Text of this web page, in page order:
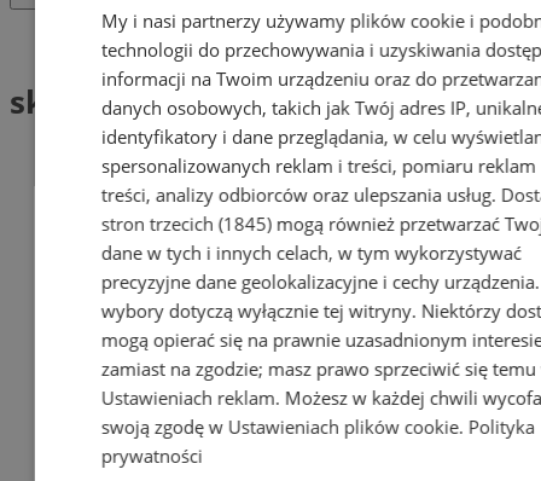
Tag: sklep sportowy
sklep sportowy (1)
My i nasi partnerzy używamy plików cookie i
technologii do przechowywania i uzyskiwania
informacji na Twoim urządzeniu oraz do
danych osobowych, takich jak Twój adres IP,
identyfikatory i dane przeglądania, w celu
spersonalizowanych reklam i treści, pomiaru reklam
treści, analizy odbiorców oraz ulepszania usług.
stron trzecich (1845)mogą również przetwarzać
dane w tych i innych celach, w tym wykorzystywać
precyzyjne dane geolokalizacyjne i cechy
wybory dotyczą wyłącznie tej witryny. Niektórzy
mogą opierać się na prawnie uzasadnionym
zamiast na zgodzie; masz prawo sprzeciwić się temu
Ustawieniach reklam. Możesz w każdej chwili
swoją zgodę w Ustawieniach plików cookie. Polityka
prywatności